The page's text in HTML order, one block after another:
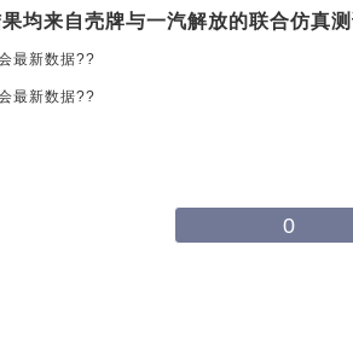
均来自壳牌与一汽解放的联合仿真
最新数据??
最新数据??
0